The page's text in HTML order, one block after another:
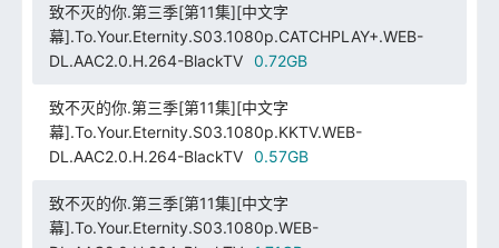
致不灭的你.第三季[第11集][中文字
幕].To.Your.Eternity.S03.1080p.CATCHPLAY+.WEB-
DL.AAC2.0.H.264-BlackTV
0.72GB
致不灭的你.第三季[第11集][中文字
幕].To.Your.Eternity.S03.1080p.KKTV.WEB-
DL.AAC2.0.H.264-BlackTV
0.57GB
致不灭的你.第三季[第11集][中文字
幕].To.Your.Eternity.S03.1080p.WEB-